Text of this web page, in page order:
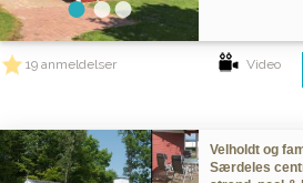
19 anmeldelser Video
Velholdt og
Særdeles